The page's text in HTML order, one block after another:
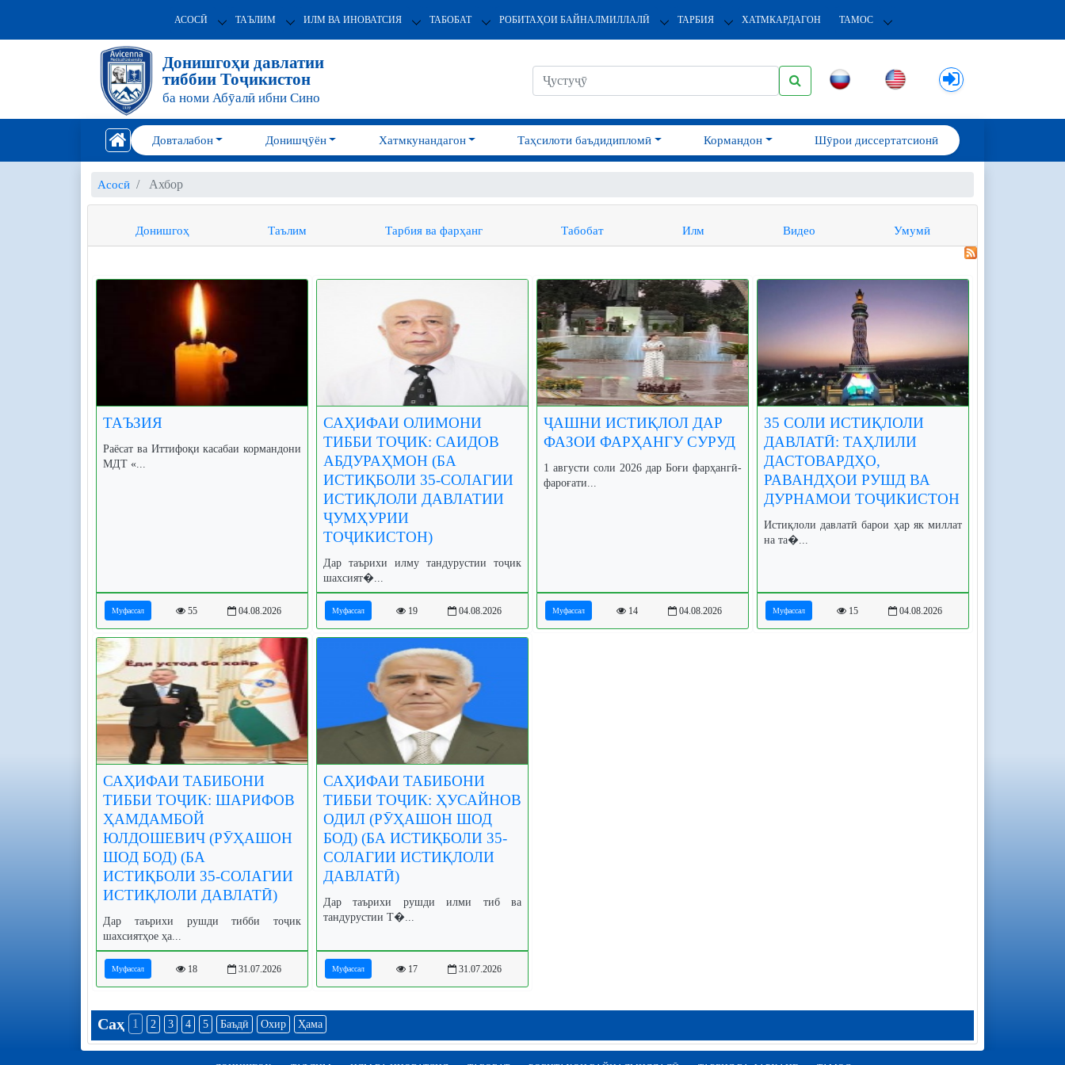
АСОСӢ ТАЪЛИМ ИЛМ ВА ИНОВАТСИЯ ТАБОБАТ РОБИТАҲОИ БАЙНАЛМИЛЛАЛӢ ТАРБИЯ ХАТМКАРДАГОН ТАМОС
Донишгоҳи давлатии
тиббии Тоҷикистон
ба номи Абӯалӣ ибни Сино
Довталабон Донишҷӯён Хатмкунандагон Таҳсилоти баъдидипломӣ Кормандон Шӯрои диссертатсионӣ
Асосӣ Ахбор
Донишгоҳ Таълим Тарбия ва фарҳанг Табобат Илм Видео Умумӣ
ТАЪЗИЯ
Раёсат ва Иттифоқи касабаи кормандони
МДТ «...
Муфассал 55 04.08.2026
САҲИФАИ ОЛИМОНИ
ТИББИ ТОҶИК: САИДОВ
АБДУРАҲМОН (БА
ИСТИҚБОЛИ 35-СОЛАГИИ
ИСТИҚЛОЛИ ДАВЛАТИИ
ҶУМҲУРИИ
ТОҶИКИСТОН)
Дар таърихи илму тандурустии тоҷик
шахсият�...
Муфассал 19 04.08.2026
ҶАШНИ ИСТИҚЛОЛ ДАР
ФАЗОИ ФАРҲАНГУ СУРУД
1 августи соли 2026 дар Боғи фарҳангӣ-
фароғати...
Муфассал 14 04.08.2026
35 СОЛИ ИСТИҚЛОЛИ
ДАВЛАТӢ: ТАҲЛИЛИ
ДАСТОВАРДҲО,
РАВАНДҲОИ РУШД ВА
ДУРНАМОИ ТОҶИКИСТОН
Истиқлоли давлатӣ барои ҳар як миллат
на та�...
Муфассал 15 04.08.2026
САҲИФАИ ТАБИБОНИ
ТИББИ ТОҶИК: ШАРИФОВ
ҲАМДАМБОЙ
ЮЛДОШЕВИЧ (РӮҲАШОН
ШОД БОД) (БА
ИСТИҚБОЛИ 35-СОЛАГИИ
ИСТИҚЛОЛИ ДАВЛАТӢ)
Дар таърихи рушди тибби тоҷик
шахсиятҳое ҳа...
Муфассал 18 31.07.2026
САҲИФАИ ТАБИБОНИ
ТИББИ ТОҶИК: ҲУСАЙНОВ
ОДИЛ (РӮҲАШОН ШОД
БОД) (БА ИСТИҚБОЛИ 35-
СОЛАГИИ ИСТИҚЛОЛИ
ДАВЛАТӢ)
Дар таърихи рушди илми тиб ва
тандурустии Т�...
Муфассал 17 31.07.2026
Саҳ 1 2 3 4 5 Баъдӣ Охир Ҳама